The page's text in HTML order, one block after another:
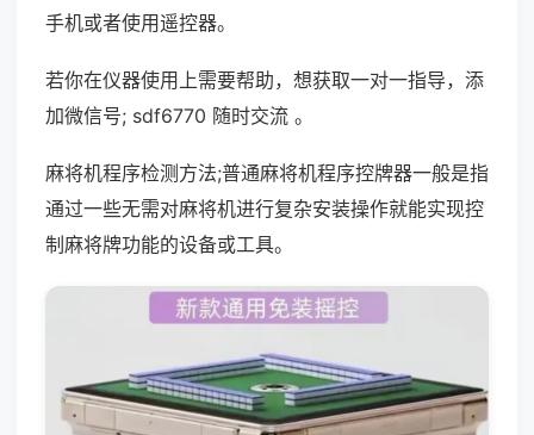
手机或者使用遥控器。
若你在仪器使用上需要帮助，想获取一对一指导，添
加微信号; sdf6770 随时交流 。
麻将机程序检测方法;普通麻将机程序控牌器一般是指
通过一些无需对麻将机进行复杂安装操作就能实现控
制麻将牌功能的设备或工具。